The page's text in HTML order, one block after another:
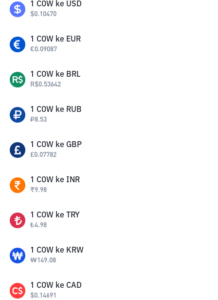
1 COW ke USD
$0.10470
1 COW ke EUR
€0.09087
1 COW ke BRL
R$0.53642
1 COW ke RUB
₽8.53
1 COW ke GBP
£0.07782
1 COW ke INR
₹9.98
1 COW ke TRY
₺4.98
1 COW ke KRW
₩149.08
1 COW ke CAD
$0.14691